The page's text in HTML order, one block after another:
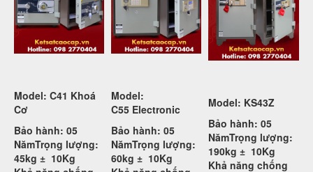
Model: C41 Khoá
Cơ
Bảo hành: 05
NămTrọng lượng:
45kg ± 10Kg
Model:
C55 Electronic
Bảo hành: 05
NămTrọng lượng:
60kg ± 10Kg
Model: KS43Z
Bảo hành: 05
NămTrọng lượng:
190kg ± 10Kg
Khả năng chống